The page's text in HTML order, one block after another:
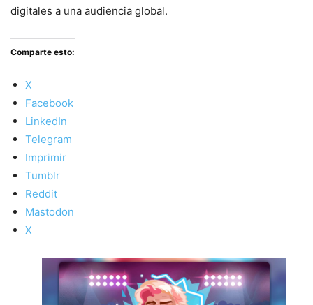
digitales a una audiencia global.
Comparte esto:
X
Facebook
LinkedIn
Telegram
Imprimir
Tumblr
Reddit
Mastodon
X